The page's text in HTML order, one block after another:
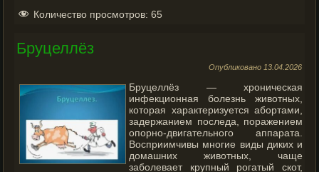
Количество просмотров: 65
Бруцеллёз
Опубликовано 13.04.2026
Бруцеллёз — хроническая
инфекционная болезнь животных,
которая характеризуется абортами,
задержанием последа, поражением
опорно-двигательного аппарата.
Восприимчивы многие виды диких и
домашних животных, чаще
заболевает крупный рогатый скот,